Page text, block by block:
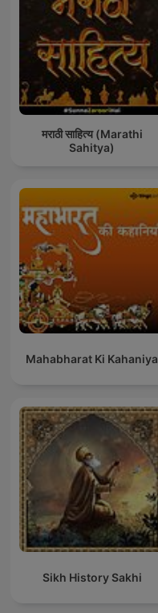
मराठी साहित्य (Marathi
Sahitya)
Mahabharat Ki Kahaniya
Sikh History Sakhi